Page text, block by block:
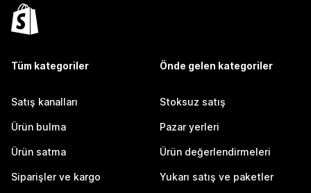
Tüm kategoriler
Satış kanalları
Ürün bulma
Ürün satma
Siparişler ve kargo
Önde gelen kategoriler
Stoksuz satış
Pazar yerleri
Ürün değerlendirmeleri
Yukarı satış ve paketler